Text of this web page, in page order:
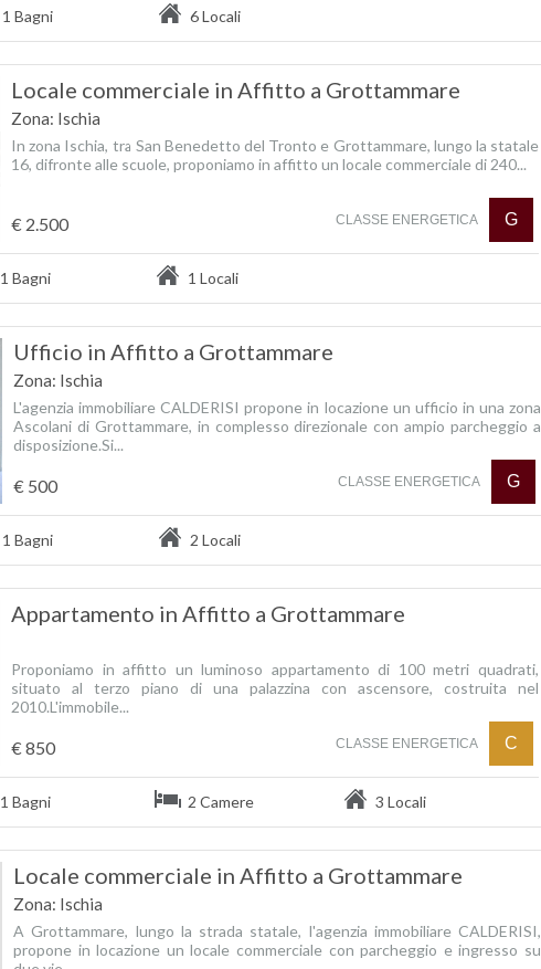
1 Bagni 6 Locali
Locale commerciale in Affitto a Grottammare
Zona: Ischia
In zona Ischia, tra San Benedetto del Tronto e Grottammare, lungo la statale
16, difronte alle scuole, proponiamo in affitto un locale commerciale di 240...
€ 2.500 CLASSE ENERGETICA G
1 Bagni 1 Locali
Ufficio in Affitto a Grottammare
Zona: Ischia
L'agenzia immobiliare CALDERISI propone in locazione un ufficio in una zona
Ascolani di Grottammare, in complesso direzionale con ampio parcheggio a
disposizione.Si...
€ 500 CLASSE ENERGETICA G
1 Bagni 2 Locali
Appartamento in Affitto a Grottammare
Proponiamo in affitto un luminoso appartamento di 100 metri quadrati,
situato al terzo piano di una palazzina con ascensore, costruita nel
2010.L'immobile...
€ 850 CLASSE ENERGETICA C
1 Bagni 2 Camere 3 Locali
Locale commerciale in Affitto a Grottammare
Zona: Ischia
A Grottammare, lungo la strada statale, l'agenzia immobiliare CALDERISI,
propone in locazione un locale commerciale con parcheggio e ingresso su